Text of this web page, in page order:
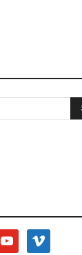
youtube vimeo